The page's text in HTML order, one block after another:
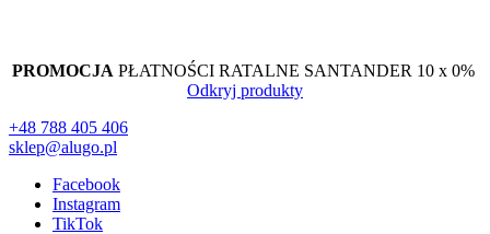
PROMOCJA PŁATNOŚCI RATALNE SANTANDER 10 x 0%
Odkryj produkty
+48 788 405 406
sklep@alugo.pl
Facebook
Instagram
TikTok